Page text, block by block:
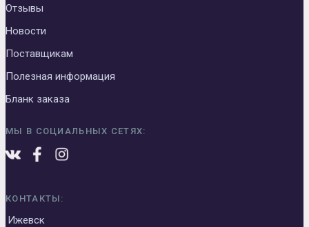
Отзывы
Новости
Поставщикам
Полезная информация
Бланк заказа
МЫ В СОЦИАЛЬНЫХ СЕТЯХ:
КОНТАКТЫ:
Ижевск